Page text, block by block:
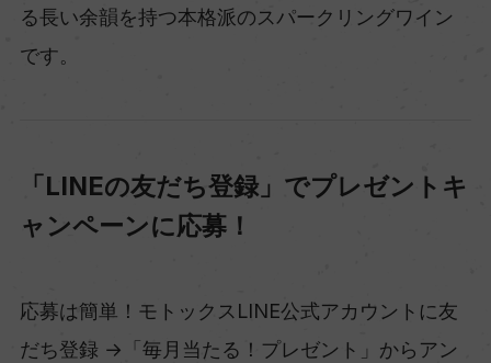
る長い余韻を持つ本格派のスパークリングワイン
です。
「LINEの友だち登録」でプレゼントキ
ャンペーンに応募！
応募は簡単！モトックスLINE公式アカウントに友
だち登録 →「毎月当たる！プレゼント」からアン